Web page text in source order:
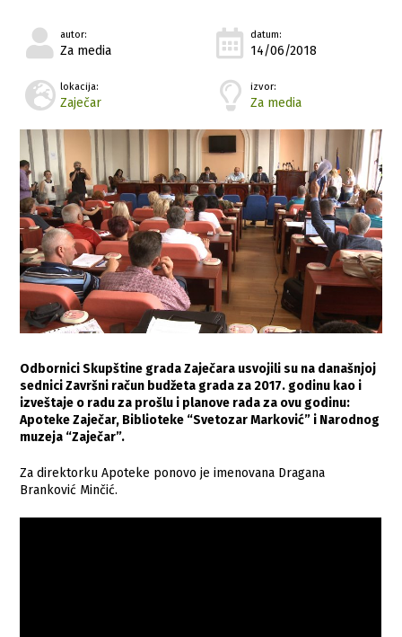
autor:
Za media
datum:
14/06/2018
lokacija:
Zaječar
izvor:
Za media
Odbornici Skupštine grada Zaječara usvojili su na današnjoj
sednici Završni račun budžeta grada za 2017. godinu kao i
izveštaje o radu za prošlu i planove rada za ovu godinu:
Apoteke Zaječar, Biblioteke “Svetozar Marković” i Narodnog
muzeja “Zaječar”.
Za direktorku Apoteke ponovo je imenovana Dragana
Branković Minčić.